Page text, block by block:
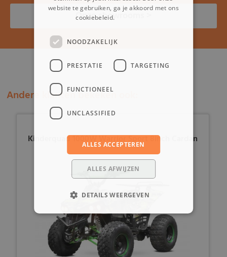
Onze showrooms >
Andere klanten bekeken ook:
Kinderquad 1000W Warrior Sport 8inch Cardan
website te gebruiken, ga je akkoord met ons
cookiebeleid.
NOODZAKELIJK
PRESTATIE TARGETING
FUNCTIONEEL
UNCLASSIFIED
ALLES ACCEPTEREN
ALLES AFWIJZEN
DETAILS WEERGEVEN